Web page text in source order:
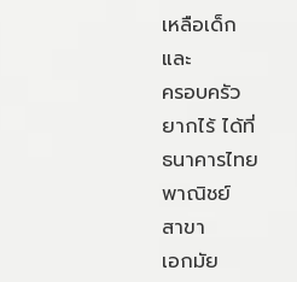
เหลือเด็ก
และ
ครอบครัว
ยากไร้ ได้ที่
ธนาคารไทย
พาณิชย์
สาขา
เอกมัย